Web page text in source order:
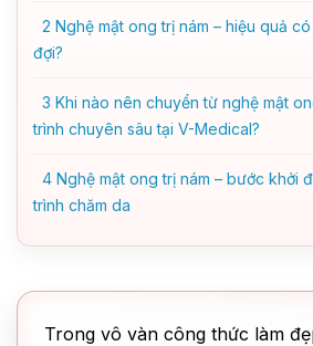
2 Nghệ mật ong trị nám – hiệu quả
đợi?
3 Khi nào nên chuyển từ nghệ mật
trình chuyên sâu tại V-Medical?
4 Nghệ mật ong trị nám – bước khởi
trình chăm da
Trong vô vàn công thức làm